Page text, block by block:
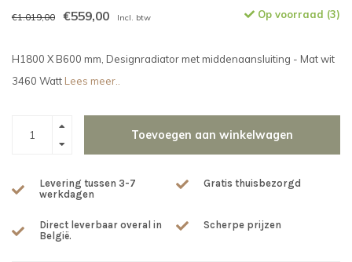
€1.019,00 €559,00 Incl. btw Op voorraad (3)
H1800 X B600 mm, Designradiator met middenaansluiting - Mat wit
3460 Watt Lees meer..
Toevoegen aan winkelwagen
Levering tussen 3-7
werkdagen
Gratis thuisbezorgd
Direct leverbaar overal in
België.
Scherpe prijzen